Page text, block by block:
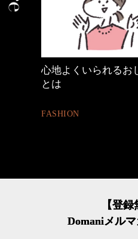
優木まおみさん「女
割。」
LIFESTYLE
【登録
Domaniメル